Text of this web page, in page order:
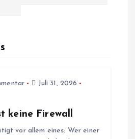
Juli 31, 2026
keine Firewall
vor allem eines: Wer einer